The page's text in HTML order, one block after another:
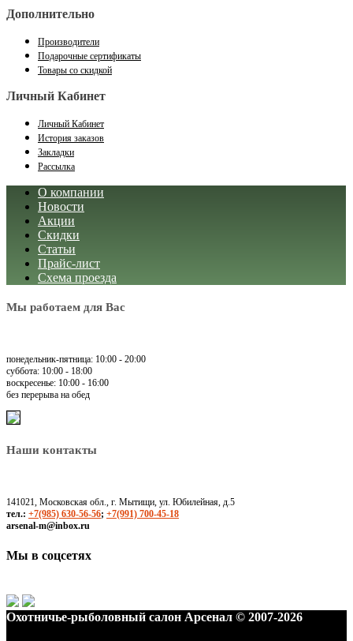
Дополнительно
Производители
Подарочные сертификаты
Товары со скидкой
Личный Кабинет
Личный Кабинет
История заказов
Закладки
Рассылка
О компании
Новости
Акции
Скидки
Статьи
Прайс-лист
Схема проезда
Мы работаем для Вас
понедельник-пятница: 10:00 - 20:00
суббота: 10:00 - 18:00
воскресенье: 10:00 - 16:00
без перерыва на обед
Наши контакты
141021, Московская обл., г. Мытищи, ул. Юбилейная, д.5
тел.: +7(985) 630-56-56; +7(991) 700-45-18
arsenal-m@inbox.ru
Мы в соцсетях
Охотничье-рыболовный салон Арсенал © 2007-2026